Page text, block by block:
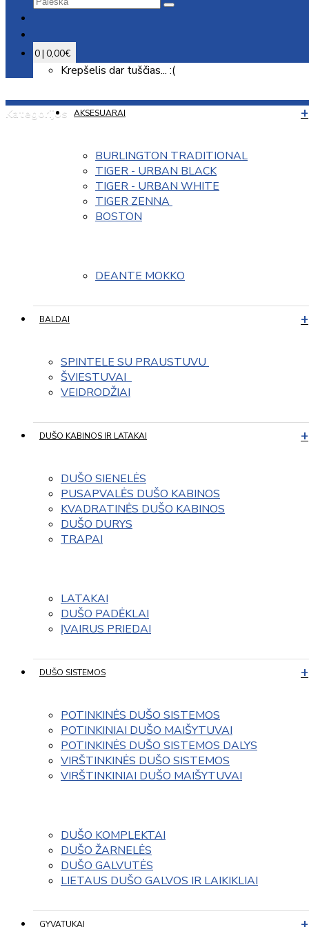
0 | 0,00€
Krepšelis dar tuščias... :(
Kategorijos AKSESUARAI
BURLINGTON TRADITIONAL
TIGER - URBAN BLACK
TIGER - URBAN WHITE
TIGER ZENNA
BOSTON
DEANTE MOKKO
BALDAI
SPINTELE SU PRAUSTUVU
ŠVIESTUVAI
VEIDRODŽIAI
DUŠO KABINOS IR LATAKAI
DUŠO SIENELĖS
PUSAPVALĖS DUŠO KABINOS
KVADRATINĖS DUŠO KABINOS
DUŠO DURYS
TRAPAI
LATAKAI
DUŠO PADĖKLAI
ĮVAIRUS PRIEDAI
DUŠO SISTEMOS
POTINKINĖS DUŠO SISTEMOS
POTINKINIAI DUŠO MAIŠYTUVAI
POTINKINĖS DUŠO SISTEMOS DALYS
VIRŠTINKINĖS DUŠO SISTEMOS
VIRŠTINKINIAI DUŠO MAIŠYTUVAI
DUŠO KOMPLEKTAI
DUŠO ŽARNELĖS
DUŠO GALVUTĖS
LIETAUS DUŠO GALVOS IR LAIKIKLIAI
GYVATUKAI